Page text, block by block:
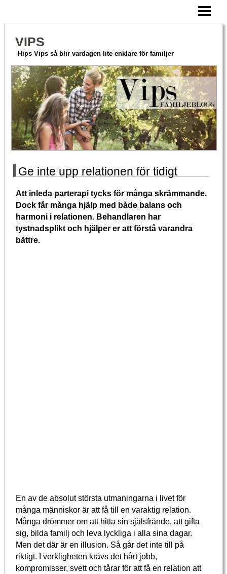
HITTA PÅ TILLSAMMANS
OM VIPS
BLOGG
VIPS
Hips Vips så blir vardagen lite enklare för familjer
Ge inte upp relationen för tidigt
Att inleda parterapi tycks för många skrämmande.
Dock får många hjälp med både balans och
harmoni i relationen. Behandlaren har
tystnadsplikt och hjälper er att förstå varandra
bättre.
En av de absolut största utmaningarna i livet för
många människor är att få till en varaktig relation.
Många drömmer om att hitta sin själsfrände, att gifta
sig, bilda familj och leva lyckliga i alla sina dagar.
Men det där är en illusion. Så går det inte till på
riktigt. I verkligheten krävs det hårt jobb,
kompromisser, svett och tårar för att få en relation att